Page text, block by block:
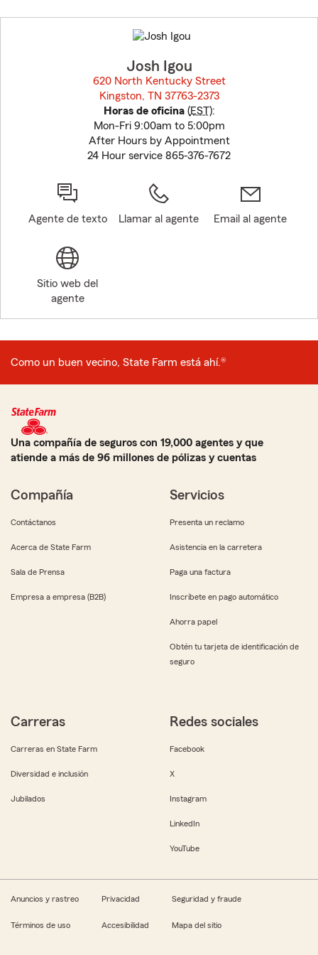
to
before
Josh Igou
620 North Kentucky Street
Kingston, TN 37763-2373
Horas de oficina(EST):
Mon-Fri 9:00am to 5:00pm
After Hours by Appointment
24 Hour service 865-376-7672
Agente de texto Llamar al agente Email al agente
Sitio web del
agente
Como un buen vecino, State Farm está ahí.®
Una compañía de seguros con 19,000 agentes y que
atiende a más de 96 millones de pólizas y cuentas
Compañía
Contáctanos
Acerca de State Farm
Sala de Prensa
Empresa a empresa (B2B)
Servicios
Presenta un reclamo
Asistencia en la carretera
Paga una factura
Inscríbete en pago automático
Ahorra papel
Obtén tu tarjeta de identificación de
seguro
Carreras
Carreras en State Farm
Diversidad e inclusión
Jubilados
Redes sociales
Facebook
X
Instagram
LinkedIn
YouTube
Anuncios y rastreo Privacidad Seguridad y fraude
Términos de uso Accesibilidad Mapa del sitio